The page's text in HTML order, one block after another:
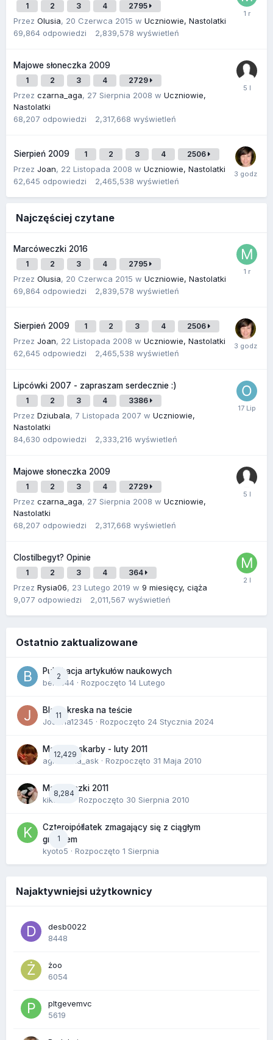
1 2 3 4 2795
Przez Olusia, 20 Czerwca 2015 w Uczniowie, Nastolatki
69,864 odpowiedzi 2,839,578 wyświetleń
Majowe słoneczka 2009
1 2 3 4 2729
Przez czarna_aga, 27 Sierpnia 2008 w Uczniowie,
Nastolatki
68,207 odpowiedzi 2,317,668 wyświetleń
Sierpień 2009 1 2 3 4 2506
Przez Joan, 22 Listopada 2008 w Uczniowie, Nastolatki
62,645 odpowiedzi 2,465,538 wyświetleń
Najczęściej czytane
Marcóweczki 2016
1 2 3 4 2795
Przez Olusia, 20 Czerwca 2015 w Uczniowie, Nastolatki
69,864 odpowiedzi 2,839,578 wyświetleń
Sierpień 2009 1 2 3 4 2506
Przez Joan, 22 Listopada 2008 w Uczniowie, Nastolatki
62,645 odpowiedzi 2,465,538 wyświetleń
Lipcówki 2007 - zapraszam serdecznie :)
1 2 3 4 3386
Przez Dziubala, 7 Listopada 2007 w Uczniowie,
Nastolatki
84,630 odpowiedzi 2,333,216 wyświetleń
Majowe słoneczka 2009
1 2 3 4 2729
Przez czarna_aga, 27 Sierpnia 2008 w Uczniowie,
Nastolatki
68,207 odpowiedzi 2,317,668 wyświetleń
Clostilbegyt? Opinie
1 2 3 4 364
Przez Rysia06, 23 Lutego 2019 w 9 miesięcy, ciąża
9,077 odpowiedzi 2,011,567 wyświetleń
Ostatnio zaktualizowane
2
Publikacja artykułów naukowych
berus44 · Rozpoczęto 14 Lutego
11
Blada kreska na teście
Joanna12345 · Rozpoczęto 24 Stycznia 2024
12,429
Malutkie skarby - luty 2011
agnieszka_ask · Rozpoczęto 31 Maja 2010
8,284
Majóweczki 2011
kikarika
· Rozpoczęto 30 Sierpnia 2010
1
Czteroipółlatek zmagający się z ciągłym
gniewem
kyoto5 · Rozpoczęto 1 Sierpnia
Najaktywniejsi użytkownicy
desb0022
8448
żoo
6054
pltgevemvc
5619